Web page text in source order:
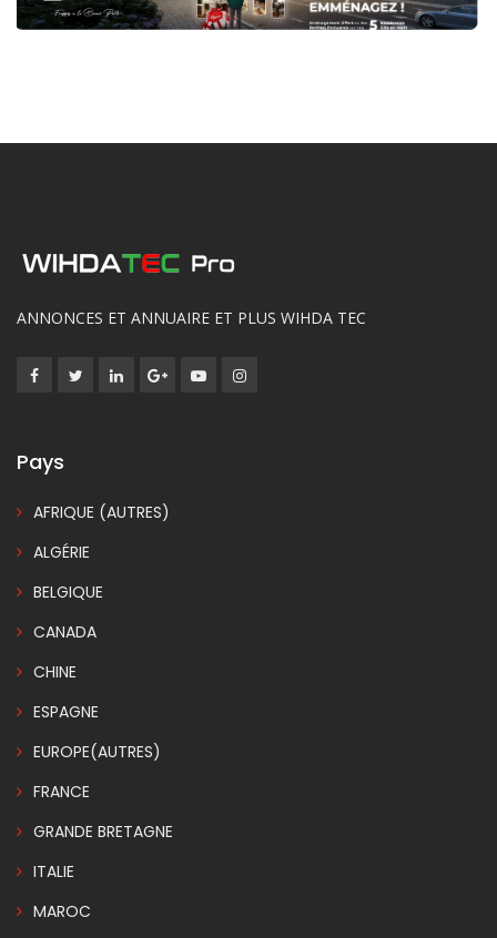
ANNONCES ET ANNUAIRE ET PLUS WIHDA TEC
Pays
AFRIQUE (AUTRES)
ALGÉRIE
BELGIQUE
CANADA
CHINE
ESPAGNE
EUROPE(AUTRES)
FRANCE
GRANDE BRETAGNE
ITALIE
MAROC